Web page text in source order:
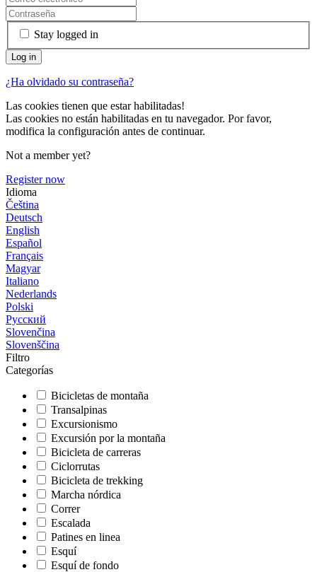
Stay logged in
¿Ha olvidado su contraseña?
Las cookies tienen que estar habilitadas!
Las cookies no están habilitadas en tu navegador. Por favor,
modifica la configuración antes de continuar.
Not a member yet?
Register now
Idioma
Čeština
Deutsch
English
Español
Français
Magyar
Italiano
Nederlands
Polski
Русский
Slovenčina
Slovenščina
Filtro
Categorías
Bicicletas de montaña
Transalpinas
Excursionismo
Excursión por la montaña
Bicicleta de carreras
Ciclorrutas
Bicicleta de trekking
Marcha nórdica
Correr
Escalada
Patines en linea
Esquí
Esquí de fondo